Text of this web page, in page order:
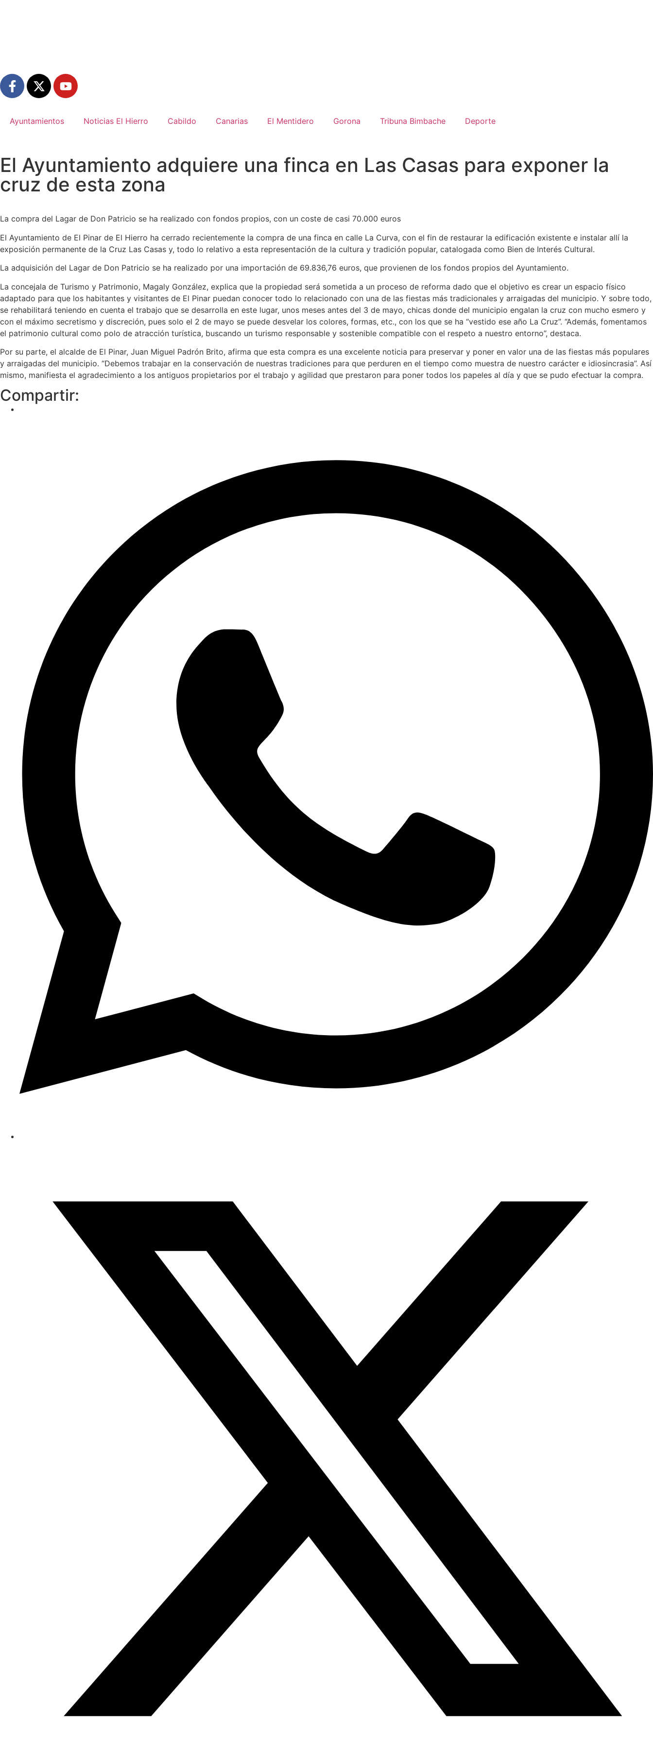
Ayuntamientos Noticias El Hierro Cabildo Canarias El Mentidero Gorona Tribuna Bimbache Deporte
El Ayuntamiento adquiere una finca en Las Casas para exponer la
cruz de esta zona
La compra del Lagar de Don Patricio se ha realizado con fondos propios, con un coste de casi 70.000 euros
El Ayuntamiento de El Pinar de El Hierro ha cerrado recientemente la compra de una finca en calle La Curva, con el fin de restaurar la edificación existente e instalar allí la
exposición permanente de la Cruz Las Casas y, todo lo relativo a esta representación de la cultura y tradición popular, catalogada como Bien de Interés Cultural.
La adquisición del Lagar de Don Patricio se ha realizado por una importación de 69.836,76 euros, que provienen de los fondos propios del Ayuntamiento.
La concejala de Turismo y Patrimonio, Magaly González, explica que la propiedad será sometida a un proceso de reforma dado que el objetivo es crear un espacio físico
adaptado para que los habitantes y visitantes de El Pinar puedan conocer todo lo relacionado con una de las fiestas más tradicionales y arraigadas del municipio. Y sobre todo,
se rehabilitará teniendo en cuenta el trabajo que se desarrolla en este lugar, unos meses antes del 3 de mayo, chicas donde del municipio engalan la cruz con mucho esmero y
con el máximo secretismo y discreción, pues solo el 2 de mayo se puede desvelar los colores, formas, etc., con los que se ha “vestido ese año La Cruz”. “Además, fomentamos
el patrimonio cultural como polo de atracción turística, buscando un turismo responsable y sostenible compatible con el respeto a nuestro entorno”, destaca.
Por su parte, el alcalde de El Pinar, Juan Miguel Padrón Brito, afirma que esta compra es una excelente noticia para preservar y poner en valor una de las fiestas más populares
y arraigadas del municipio. “Debemos trabajar en la conservación de nuestras tradiciones para que perduren en el tiempo como muestra de nuestro carácter e idiosincrasia”. Así
mismo, manifiesta el agradecimiento a los antiguos propietarios por el trabajo y agilidad que prestaron para poner todos los papeles al día y que se pudo efectuar la compra.
Compartir: